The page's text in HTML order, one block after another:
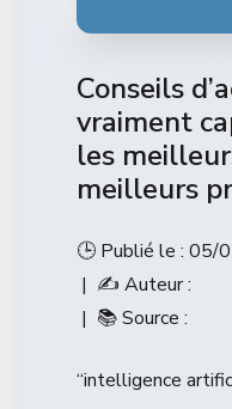
Conseils
vraiment
les
meilleurs
🕒 Publié le : 05/
| ✍️ Auteur :
| 📚 Source :
“intelligence